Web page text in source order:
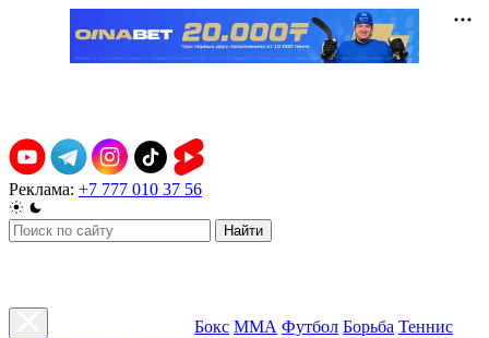
Реклама: +7 777 010 37 56
Найти
Бокс ММА Футбол Борьба Теннис